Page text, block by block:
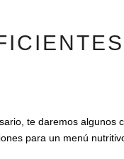
te daremos algunos
para un menú